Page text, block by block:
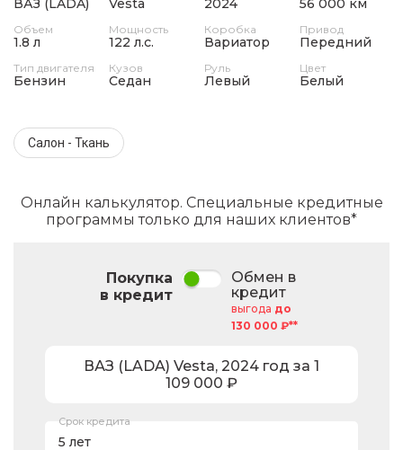
ВАЗ (LADA) Vesta 2024 56 000 км
Объем
1.8 л
Мощность
122 л.с.
Коробка
Вариатор
Привод
Передний
Тип двигателя
Бензин
Кузов
Седан
Руль
Левый
Цвет
Белый
Салон - Ткань
Онлайн калькулятор. Специальные кредитные
программы только для наших клиентов*
Покупка
в кредит
Обмен в
кредит
выгода до
130 000 ₽**
ВАЗ (LADA) Vesta, 2024 год за 1
109 000 ₽
Срок кредита